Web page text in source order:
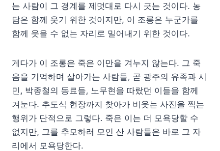
는 사람이 그 경계를 제멋대로 다시 긋는 것이다. 농
담은 함께 웃기 위한 것이지만, 이 조롱은 누군가를
함께 웃을 수 없는 자리로 밀어내기 위한 것이다.
게다가 이 조롱은 죽은 이만을 겨누지 않는다. 그 죽
음을 기억하며 살아가는 사람들, 곧 광주의 유족과 시
민, 박종철의 동료들, 노무현을 따랐던 이들을 함께
겨눈다. 추도식 현장까지 찾아가 비웃는 사진을 찍는
행위가 단적으로 그렇다. 죽은 이는 더 모욕당할 수
없지만, 그를 추모하러 모인 산 사람들은 바로 그 자
리에서 모욕당한다.